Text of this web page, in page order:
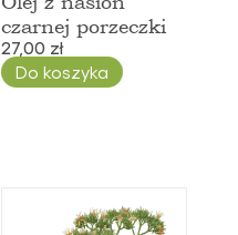
czarnej porzeczki
27,00 zł
Do koszyka